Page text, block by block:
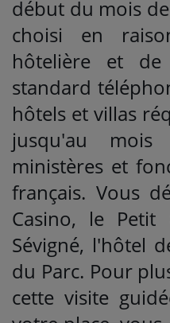
début du mois
choisi en
hôtelière et
standard
hôtels et villas
jusqu'au
ministères et
français. Vous
Casino, le Petit
Sévigné, l'hôtel
du Parc. Pour
cette visite